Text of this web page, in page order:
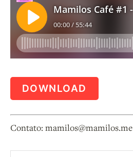
DOWNLOAD
Contato: mamilos@mamilos.me